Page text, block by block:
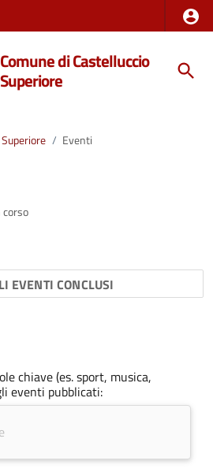
Comune di Castelluccio
Superiore
/ Eventi
corso
EVENTI CONCLUSI
chiave (es. sport, musica,
eventi pubblicati: